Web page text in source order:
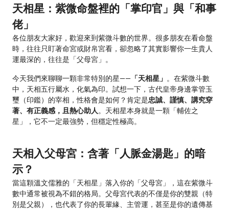
天相星：紫微命盤裡的「掌印官」與「和事
佬」
各位朋友大家好，歡迎來到紫微斗數的世界。很多朋友在看命盤
時，往往只盯著命宮或財帛宮看，卻忽略了其實影響你一生貴人
運最深的，往往是「父母宮」。
今天我們來聊聊一顆非常特別的星—— 「天相星」 。在紫微斗數
中，天相五行屬水，化氣為印。試想一下，古代皇帝身邊掌管玉
璽（印鑑）的宰相，性格會是如何？肯定是忠誠、謹慎、講究穿
著、有正義感，且熱心助人 。天相星本身就是一顆「輔佐之
星」，它不一定最強勢，但穩定性極高。
天相入父母宮：含著「人脈金湯匙」的暗
示？
當這顆溫文儒雅的「天相星」落入你的「父母宮」，這在紫微斗
數中通常被視為不錯的格局。父母宮代表的不僅是你的雙親（特
別是父親），也代表了你的長輩緣、主管運，甚至是你的遺傳基